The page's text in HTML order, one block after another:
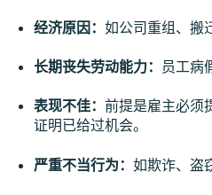
经济原因： 如公司重组、搬
长期丧失劳动能力： 员工病
表现不佳： 前提是雇主必须
证明已给过机会。
严重不当行为： 如欺诈、盗